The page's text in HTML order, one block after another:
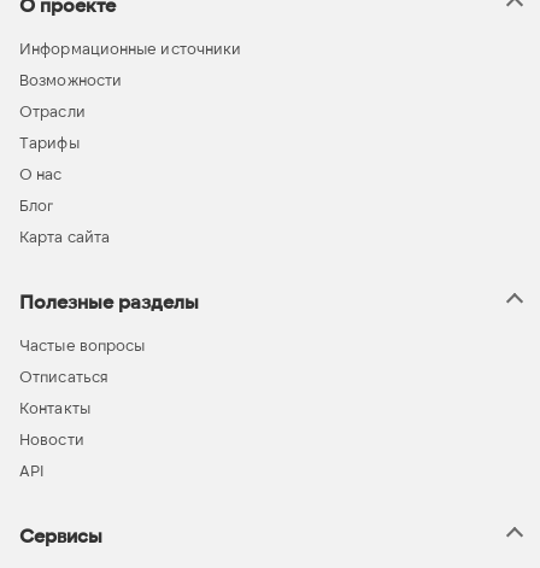
Информационные источники
Возможности
Отрасли
Тарифы
О нас
Блог
Карта сайта
Полезные разделы
Частые вопросы
Отписаться
Контакты
Новости
API
Сервисы